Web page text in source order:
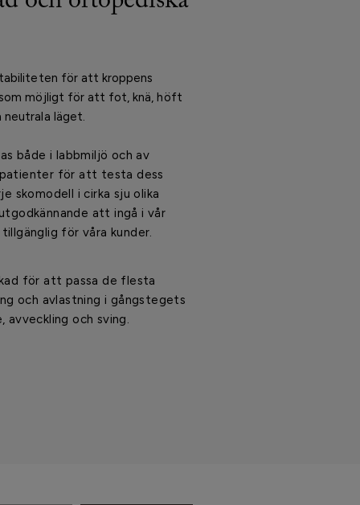
för att kroppens
som möjligt för att fot, knä, höft
neutrala läget.
både i labbmiljö och av
för att testa dess
skomodell i cirka sju olika
att ingå i vår
för våra kunder.
för att passa de flesta
och avlastning i gångstegets
och sving.